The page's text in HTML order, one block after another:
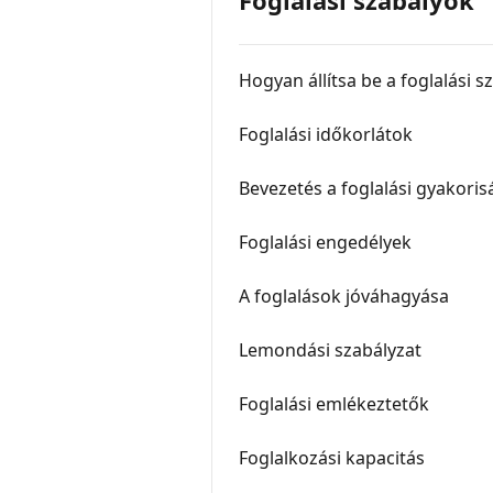
Hogyan állítsa be a foglalási
Foglalási időkorlátok
Bevezetés a foglalási
Foglalási engedélyek
A foglalások jóváhagyása
Lemondási szabályzat
Foglalási emlékeztetők
Foglalkozási kapacitás